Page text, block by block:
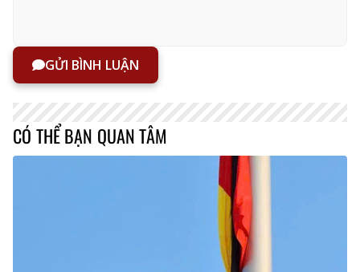
GỬI BÌNH LUẬN
CÓ THỂ BẠN QUAN TÂM